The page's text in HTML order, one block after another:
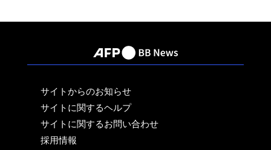
サイトからのお知らせ
サイトに関するヘルプ
サイトに関するお問い合わせ
採用情報